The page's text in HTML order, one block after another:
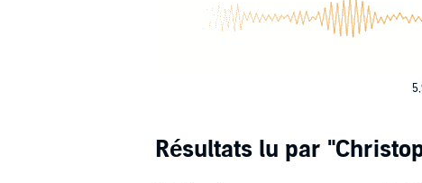
Résultats lu par